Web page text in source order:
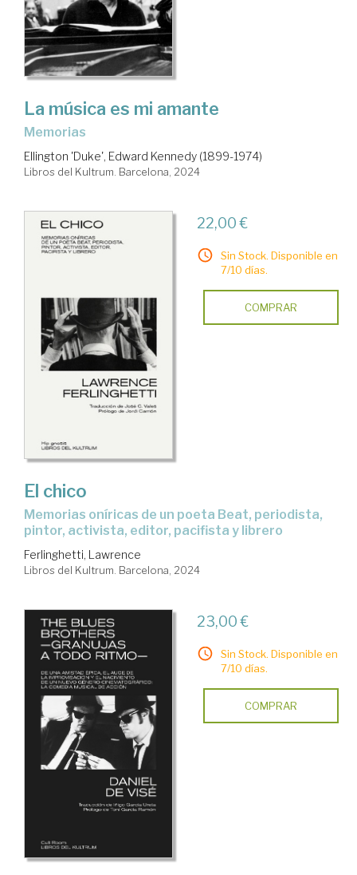
La música es mi amante
Memorias
Ellington 'Duke', Edward Kennedy (1899-1974)
Libros del Kultrum. Barcelona, 2024
22,00 €
Sin Stock. Disponible en
7/10 días.
COMPRAR
El chico
memorias oníricas de un poeta Beat, periodista,
pintor, activista, editor, pacifista y librero
Ferlinghetti, Lawrence
Libros del Kultrum. Barcelona, 2024
23,00 €
Sin Stock. Disponible en
7/10 días.
COMPRAR